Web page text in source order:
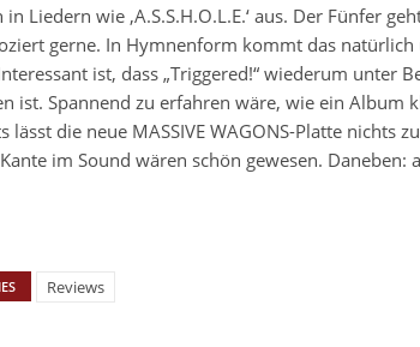
in Liedern wie ,A.S.S.H.O.L.E.‘ aus. Der Fünfer
gerne. In Hymnenform kommt das
ist, dass „Triggered!“ wiederum unter
ist. Spannend zu erfahren wäre, wie ein Album
lässt die neue MASSIVE WAGONS-Platte nichts
im Sound wären schön gewesen. Daneben:
Reviews